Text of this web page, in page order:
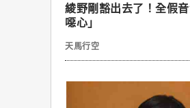
綾野剛豁出去了！全假
噁心」
天馬行空